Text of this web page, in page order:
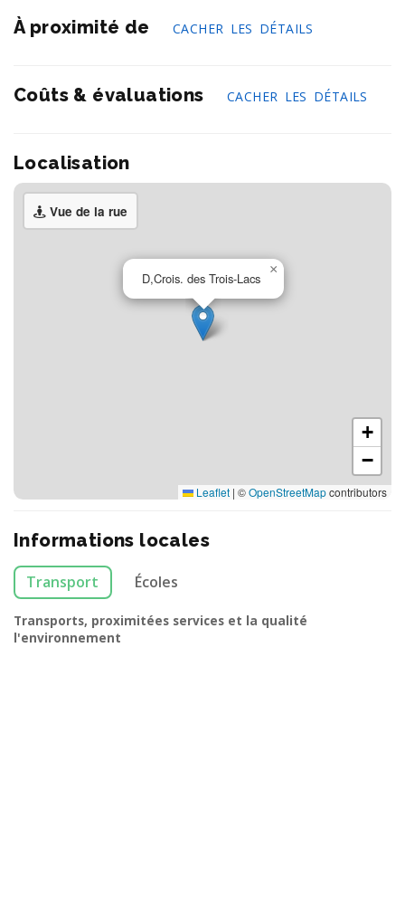
À proximité de CACHER LES DÉTAILS
Coûts & évaluations CACHER LES DÉTAILS
Localisation
Vue de la rue
D,Crois. des Trois-Lacs
×
+
−
Leaflet | ©OpenStreetMapcontributors
Informations locales
Transport Écoles
Transports, proximitées services et la qualité
l'environnement